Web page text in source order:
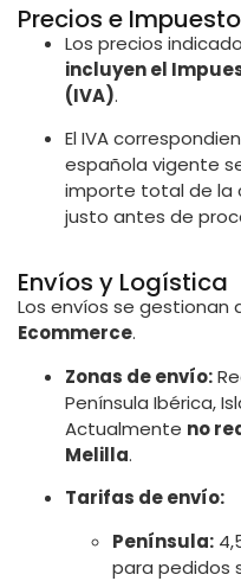
Precios e
Los precios
incluyen el
(IVA).
El IVA
española vigente
importe total de la
justo antes de
Envíos y Logística
Los envíos se gestionan
Ecommerce.
Zonas de envío:
Península Ibérica,
Actualmente no
Melilla.
Tarifas de envío:
Península:
para pedidos